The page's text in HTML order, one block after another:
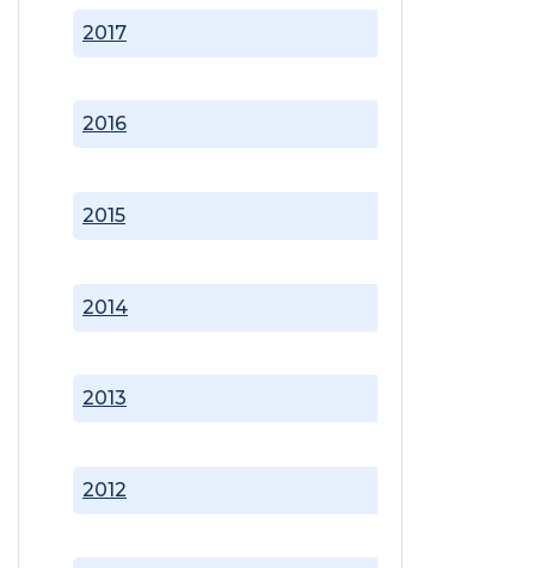
2012
2013
2014
2015
2016
2017